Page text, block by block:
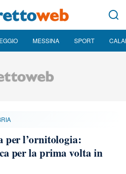
MESSINA SPORT
per l’ornitologia:
per la prima volta in